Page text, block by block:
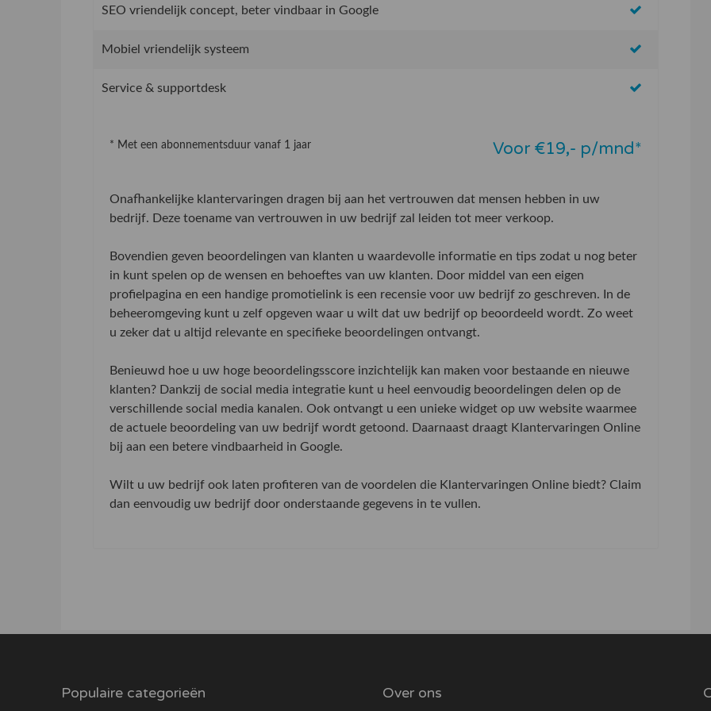
SEO vriendelijk concept, beter vindbaar in Google
Mobiel vriendelijk systeem
Service & supportdesk
* Met een abonnementsduur vanaf 1 jaar Voor €19,- p/mnd*
Onafhankelijke klantervaringen dragen bij aan het vertrouwen dat mensen hebben in uw
bedrijf. Deze toename van vertrouwen in uw bedrijf zal leiden tot meer verkoop.
Bovendien geven beoordelingen van klanten u waardevolle informatie en tips zodat u nog beter
in kunt spelen op de wensen en behoeftes van uw klanten. Door middel van een eigen
profielpagina en een handige promotielink is een recensie voor uw bedrijf zo geschreven. In de
beheeromgeving kunt u zelf opgeven waar u wilt dat uw bedrijf op beoordeeld wordt. Zo weet
u zeker dat u altijd relevante en specifieke beoordelingen ontvangt.
Benieuwd hoe u uw hoge beoordelingsscore inzichtelijk kan maken voor bestaande en nieuwe
klanten? Dankzij de social media integratie kunt u heel eenvoudig beoordelingen delen op de
verschillende social media kanalen. Ook ontvangt u een unieke widget op uw website waarmee
de actuele beoordeling van uw bedrijf wordt getoond. Daarnaast draagt Klantervaringen Online
bij aan een betere vindbaarheid in Google.
Wilt u uw bedrijf ook laten profiteren van de voordelen die Klantervaringen Online biedt? Claim
dan eenvoudig uw bedrijf door onderstaande gegevens in te vullen.
Populaire categorieën Over ons